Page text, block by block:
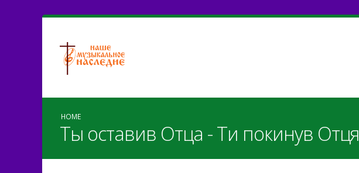
HOME
Ты оставив Отца - Ти покинув Отця